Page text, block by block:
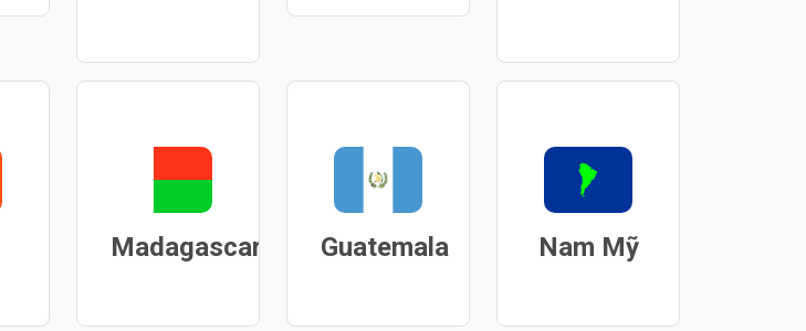
Madagascar Guatemala Nam Mỹ